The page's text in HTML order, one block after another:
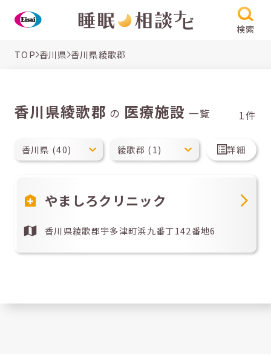
検索
TOP 香川県 香川県綾歌郡
香川県綾歌郡 の 医療施設 一覧 1件
詳細
やましろクリニック
香川県綾歌郡宇多津町浜九番丁142番地6